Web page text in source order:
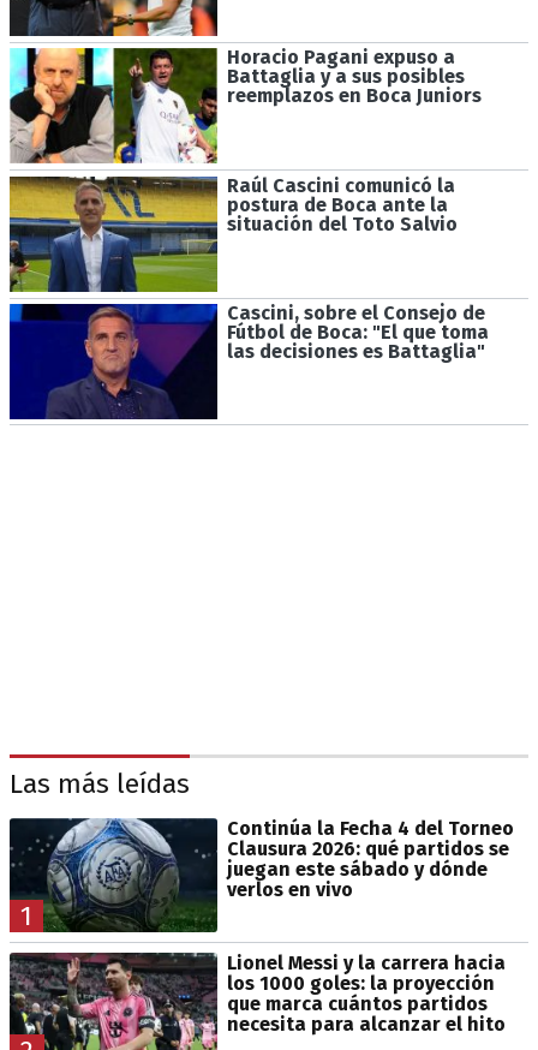
Horacio Pagani expuso a
Battaglia y a sus posibles
reemplazos en Boca Juniors
Raúl Cascini comunicó la
postura de Boca ante la
situación del Toto Salvio
Cascini, sobre el Consejo de
Fútbol de Boca: "El que toma
las decisiones es Battaglia"
Las más leídas
1
Continúa la Fecha 4 del Torneo
Clausura 2026: qué partidos se
juegan este sábado y dónde
verlos en vivo
Lionel Messi y la carrera hacia
los 1000 goles: la proyección
que marca cuántos partidos
necesita para alcanzar el hito